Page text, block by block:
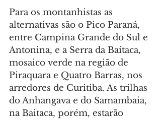
Para os montanhistas as
alternativas são o Pico Paraná,
entre Campina Grande do Sul e
Antonina, e a Serra da Baitaca,
mosaico verde na região de
Piraquara e Quatro Barras, nos
arredores de Curitiba. As trilhas
do Anhangava e do Samambaia,
na Baitaca, porém, estarão